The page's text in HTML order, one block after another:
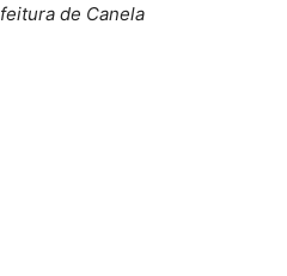
de Canela